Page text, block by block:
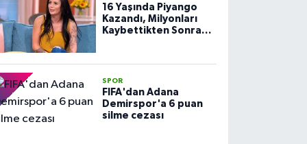
16 Yaşında Piyango
Kazandı, Milyonları
Kaybettikten Sonra
SPOR
FIFA'dan Adana
Demirspor'a 6 puan
silme cezası